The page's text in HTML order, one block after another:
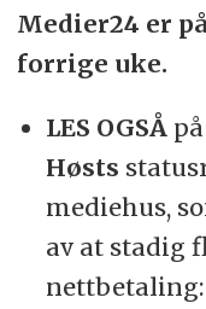
Medier24 er
forrige uke.
LES OGSÅpå
Høsts
mediehus,
av at stadig
nettbetaling: